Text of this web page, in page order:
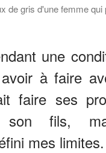
de gris d'une femme qui
une
à faire
faire ses
son fils,
mes limites.